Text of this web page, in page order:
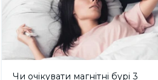
Чи очікувати магнітні бурі 3